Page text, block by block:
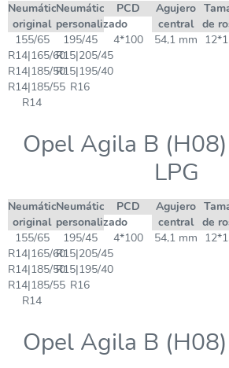
Neumático
original
Neumático
personalizado
PCD
Agujero
central de
155/65
R14|165/60
R14|185/50
R14|185/55
R14
195/45
R15|205/45
R15|195/40
R16
4*100 54,1 mm
Opel Agila B
LPG
Neumático
original
Neumático
personalizado
PCD
Agujero
central de
155/65
R14|165/60
R14|185/50
R14|185/55
R14
195/45
R15|205/45
R15|195/40
R16
4*100 54,1 mm
Opel Agila B